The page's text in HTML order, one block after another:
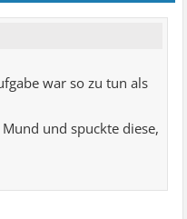
war so zu tun als
und spuckte diese,